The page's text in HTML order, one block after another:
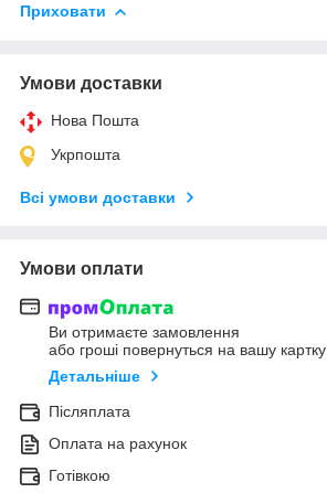
Приховати
Умови доставки
Нова Пошта
Укрпошта
Всі умови доставки
Умови оплати
Ви отримаєте замовлення
або гроші повернуться на вашу картку
Детальніше
Післяплата
Оплата на рахунок
Готівкою